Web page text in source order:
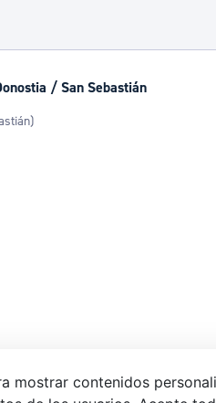
/ San Sebastián
mostrar contenidos